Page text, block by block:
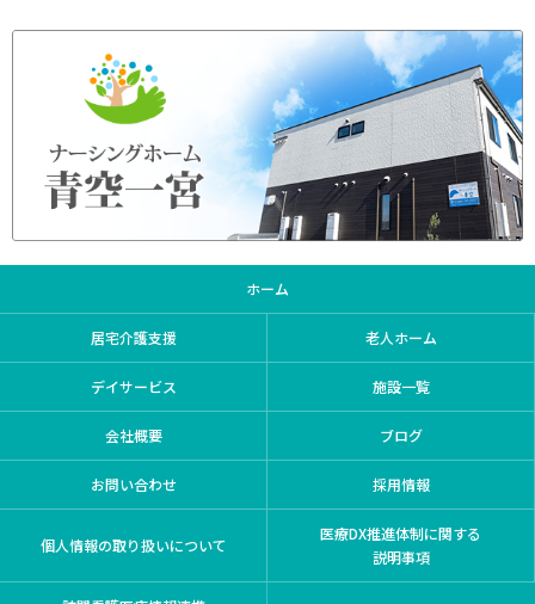
ホーム
居宅介護支援 老人ホーム
デイサービス 施設一覧
会社概要 ブログ
お問い合わせ 採用情報
個人情報の取り扱いについて
医療DX推進体制に関する
説明事項